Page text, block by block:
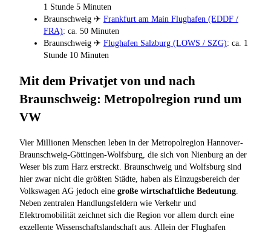
1 Stunde 5 Minuten
Braunschweig ✈ Frankfurt am Main Flughafen (EDDF /
FRA): ca. 50 Minuten
Braunschweig ✈ Flughafen Salzburg (LOWS / SZG): ca. 1
Stunde 10 Minuten
Mit dem Privatjet von und nach
Braunschweig: Metropolregion rund um
VW
Vier Millionen Menschen leben in der Metropolregion Hannover-
Braunschweig-Göttingen-Wolfsburg, die sich von Nienburg an der
Weser bis zum Harz erstreckt. Braunschweig und Wolfsburg sind
hier zwar nicht die größten Städte, haben als Einzugsbereich der
Volkswagen AG jedoch eine große wirtschaftliche Bedeutung
Neben zentralen Handlungsfeldern wie Verkehr und
Elektromobilität zeichnet sich die Region vor allem durch eine
exzellente Wissenschaftslandschaft aus. Allein der Flughafen